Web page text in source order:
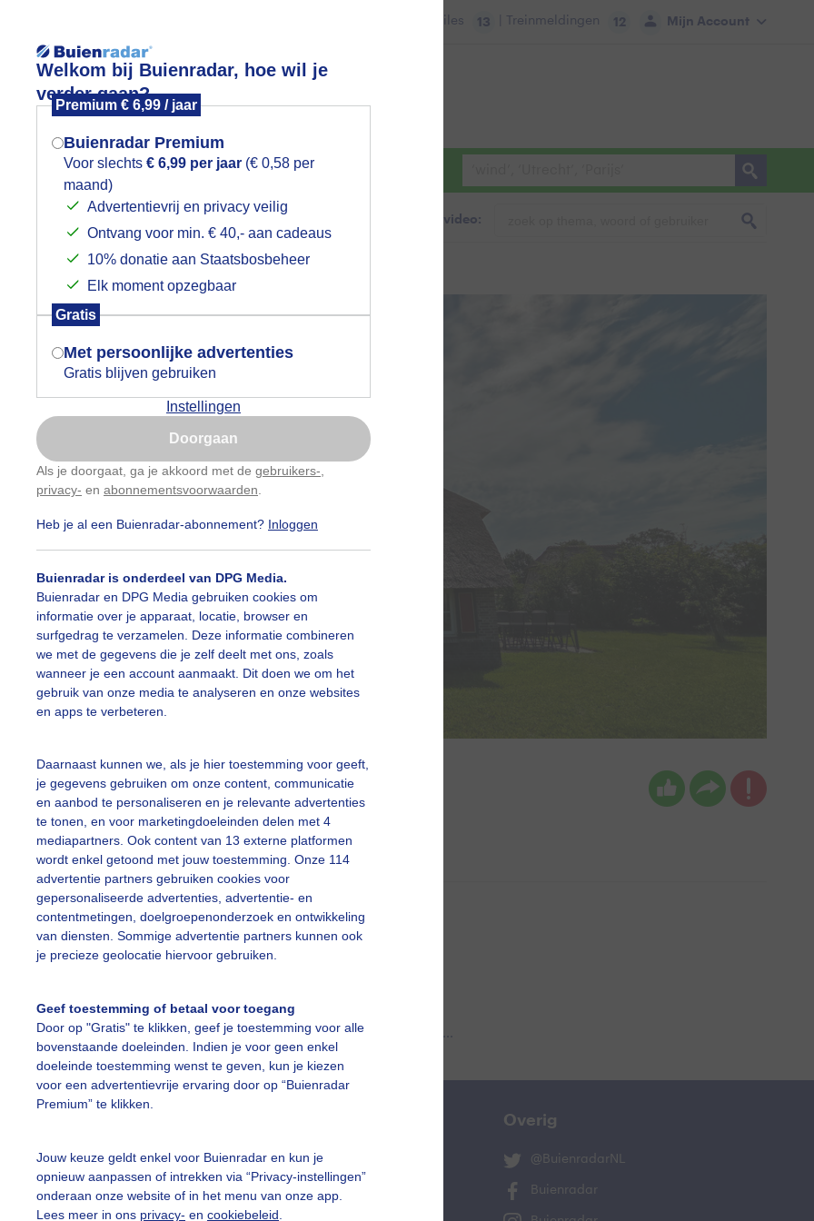
Welkom bij Buienradar, hoe wil je
verder gaan?
Premium € 6,99 / jaar
Buienradar Premium
Voor slechts € 6,99 per jaar (€ 0,58 per
maand)
Advertentievrij en privacy veilig
Ontvang voor min. € 40,- aan cadeaus
10% donatie aan Staatsbosbeheer
Elk moment opzegbaar
Gratis
Met persoonlijke advertenties
Gratis blijven gebruiken
Instellingen
Doorgaan
Als je doorgaat, ga je akkoord met de gebruikers-
privacy- en abonnementsvoorwaarden
Heb je al een Buienradar-abonnement? Inloggen
Buienradar is onderdeel van DPG Media.
Buienradar en DPG Media gebruiken cookies om
informatie over je apparaat, locatie, browser en
surfgedrag te verzamelen. Deze informatie combineren
we met de gegevens die je zelf deelt met ons, zoals
wanneer je een account aanmaakt. Dit doen we om het
gebruik van onze media te analyseren en onze websites
en apps te verbeteren.
Daarnaast kunnen we, als je hier toestemming voor geeft,
je gegevens gebruiken om onze content, communicatie
en aanbod te personaliseren en je relevante advertenties
te tonen, en voor marketingdoeleinden delen met 4
mediapartners. Ook content van 13 externe platformen
wordt enkel getoond met jouw toestemming. Onze 114
advertentie partners gebruiken cookies voor
gepersonaliseerde advertenties, advertentie- en
contentmetingen, doelgroepenonderzoek en ontwikkeling
van diensten. Sommige advertentie partners kunnen ook
je precieze geolocatie hiervoor gebruiken.
Geef toestemming of betaal voor toegang
Door op "Gratis" te klikken, geef je toestemming voor alle
bovenstaande doeleinden. Indien je voor geen enkel
doeleinde toestemming wenst te geven, kun je kiezen
voor een advertentievrije ervaring door op “Buienradar
Premium” te klikken.
Jouw keuze geldt enkel voor Buienradar en kun je
opnieuw aanpassen of intrekken via “Privacy-instellingen”
onderaan onze website of in het menu van onze app.
Lees meer in ons privacy- en cookiebeleid
Mijn Account
Files 13 | Treinmeldingen 12
Foto en video Weerzine
Zoeken in foto & video:
bewolking en zonnig
Astrid Wiessner Hoog Gemaakt: 16-06-2026, 43x bekeken
Wolken
slideshow
Een moment geduld aub...
vragen
De Bilt
Overig
@BuienradarNL
Buienradar
Mogen we je locatie gebruiken voor
het weer?
Indien je hier nog geen akkoord op hebt
gegeven, verschijnt er zo een pop-up uit
je browser waarin deze toestemming
gevraagd wordt.
Is goed, toon de popup
Nu niet, misschien later
Gebruik je Safari en wil je niet elke dag deze pop-up
Klikhierom dit aan te passen